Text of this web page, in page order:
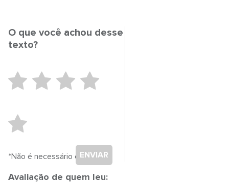
O que você achou desse
texto?
ENVIAR
*Não é necessário cadastro.
Avaliação de quem leu: